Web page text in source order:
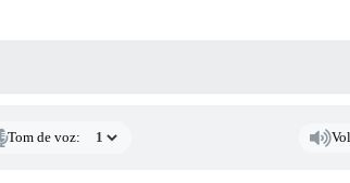
Tom de voz: